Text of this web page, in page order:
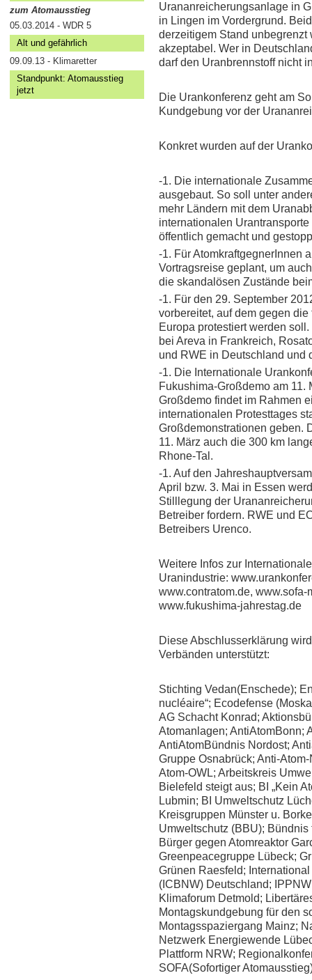
zum Atomausstieg
05.03.2014 - WDR 5
Alt und gefährlich
09.09.13 - Klimaretter
Standpunkt: Atomausstieg
jetzt
Urananreicherungsanlage in
in Lingen im Vordergrund.
derzeitigem Stand
akzeptabel. Wer in
darf den Uranbrennstoff nicht
Die Urankonferenz geht am
Kundgebung vor der
Konkret wurden auf der
-1. Die internationale
ausgebaut. So soll unter
mehr Ländern mit dem
internationalen
öffentlich gemacht und
-1. Für AtomkraftgegnerInnen
Vortragsreise geplant, um
die skandalösen Zustände
-1. Für den 29. September
vorbereitet, auf dem gegen
Europa protestiert werden
bei Areva in Frankreich,
und RWE in Deutschland und
-1. Die Internationale
Fukushima-Großdemo am 11.
Großdemo findet im Rahmen
internationalen Protesttages
Großdemonstrationen geben.
11. März auch die 300 km
Rhone-Tal.
-1. Auf den
April bzw. 3. Mai in Essen
Stilllegung der
Betreiber fordern. RWE und
Betreibers Urenco.
Weitere Infos zur
Uranindustrie:
www.contratom.de,
www.fukushima-jahrestag.de
Diese Abschlusserklärung
Verbänden unterstützt:
Stichting Vedan(Enschede);
nucléaire“; Ecodefense
AG Schacht Konrad;
Atomanlagen; AntiAtomBonn;
AntiAtomBündnis Nordost;
Gruppe Osnabrück; Anti-
Atom-OWL; Arbeitskreis
Bielefeld steigt aus; BI „Kein
Lubmin; BI Umweltschutz
Kreisgruppen Münster u.
Umweltschutz (BBU);
Bürger gegen Atomreaktor
Greenpeacegruppe Lübeck;
Grünen Raesfeld;
(ICBNW) Deutschland;
Klimaforum Detmold;
Montagskundgebung für den
Montagsspaziergang Mainz;
Netzwerk Energiewende
Plattform NRW;
SOFA(Sofortiger